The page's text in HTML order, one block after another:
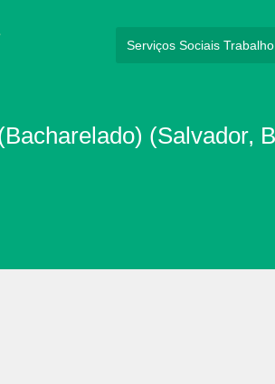
(Salvador,